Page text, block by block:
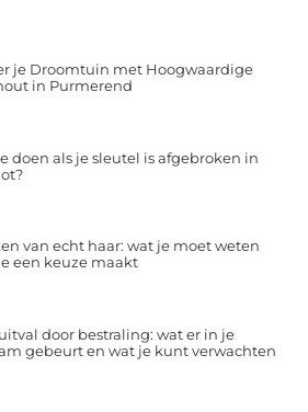
je Droomtuin met Hoogwaardige
in Purmerend
doen als je sleutel is afgebroken in
van echt haar: wat je moet weten
een keuze maakt
door bestraling: wat er in je
gebeurt en wat je kunt verwachten